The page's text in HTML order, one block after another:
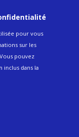
pour vous
sur les
pouvez
dans la